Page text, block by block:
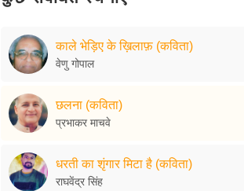
काले भेड़िए के ख़िलाफ़ (कविता)
वेणु गोपाल
छलना (कविता)
प्रभाकर माचवे
धरती का शृंगार मिटा है (कविता)
राघवेंद्र सिंह